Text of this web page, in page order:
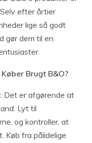
efter årtier
lige så godt
gør dem til en
Brugt B&O?
: Det er afgørende at
Lyt til
og kontroller, at
Køb fra pålidelige